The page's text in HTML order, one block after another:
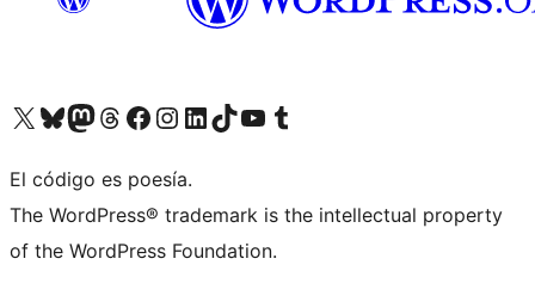
Visit our X (formerly Twitter) account
Visit our Bluesky account
Visit our Mastodon account
Visit our Threads account
Visit our Facebook page
Visit our Instagram account
Visit our LinkedIn account
Visit our TikTok account
Visit our YouTube channel
Visit our Tumblr account
El código es poesía.
The WordPress® trademark is the intellectual property
of the WordPress Foundation.